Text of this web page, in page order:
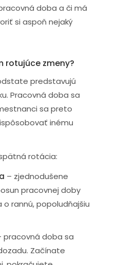
doba a či má
si aspoň nejaký
rotujúce zmeny?
predstavujú
Pracovná doba sa
sa preto
inému
rotácia:
– zjednodušene
pracovnej doby
rannú, popoludňajšiu
pracovná doba sa
Začínate